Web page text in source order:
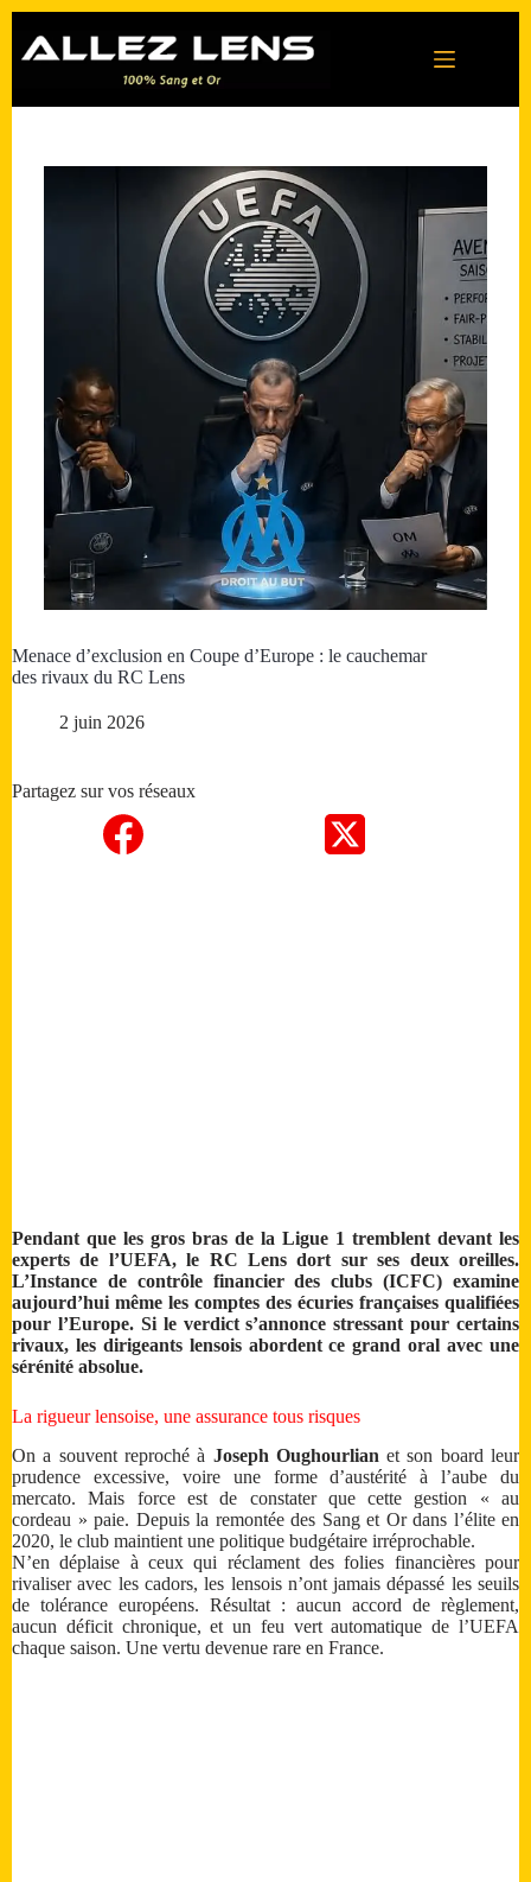
contenu
Menace d’exclusion en Coupe d’Europe : le cauchemar
des rivaux du RC Lens
2 juin 2026
Partagez sur vos réseaux
Pendant que les gros bras de la Ligue 1 tremblent devant les
experts de l’UEFA, le RC Lens dort sur ses deux oreilles.
L’Instance de contrôle financier des clubs (ICFC) examine
aujourd’hui même les comptes des écuries françaises qualifiées
pour l’Europe. Si le verdict s’annonce stressant pour certains
rivaux, les dirigeants lensois abordent ce grand oral avec une
sérénité absolue.
La rigueur lensoise, une assurance tous risques
On a souvent reproché à Joseph Oughourlian et son board leur
prudence excessive, voire une forme d’austérité à l’aube du
mercato. Mais force est de constater que cette gestion « au
cordeau » paie. Depuis la remontée des Sang et Or dans l’élite en
2020, le club maintient une politique budgétaire irréprochable.
N’en déplaise à ceux qui réclament des folies financières pour
rivaliser avec les cadors, les lensois n’ont jamais dépassé les seuils
de tolérance européens. Résultat : aucun accord de règlement,
aucun déficit chronique, et un feu vert automatique de l’UEFA
chaque saison. Une vertu devenue rare en France.